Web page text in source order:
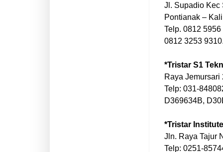
Jl. Supadio Kec
Pontianak –
Telp. 0812
0812 3253
*Tristar S1
Raya Jemursari
Telp: 031-
D369634B,
*Tristar
Jln. Raya Tajur
Telp: 0251-